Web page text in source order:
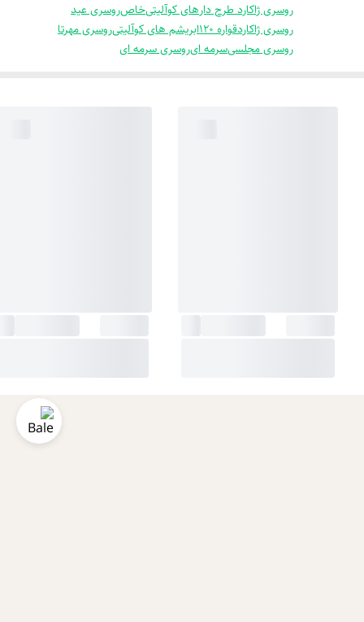
روسری ژاکارد طرح دارهای کوآلیتیخاصروسری عید
روسری ژاکاردقواره 120 ابریشم های کوآلیتیروسری مهرتا
روسری مجلسیسرمه ایروسری سرمه ای